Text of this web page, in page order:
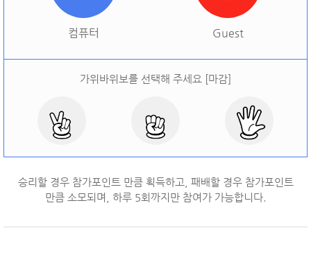
컴퓨터 Guest
가위바위보를 선택해 주세요 [마감]
승리할 경우 참가포인트 만큼 획득하고, 패배할 경우 참가포인트
만큼 소모되며, 하루 5회까지만 참여가 가능합니다.